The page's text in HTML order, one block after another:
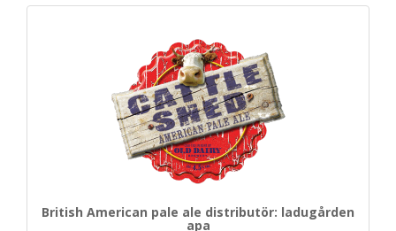
British American pale ale distributör: ladugården
apa